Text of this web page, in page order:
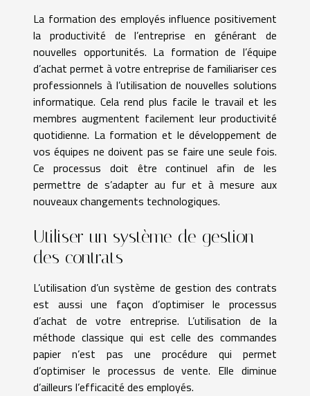
La formation des employés influence positivement
la productivité de l’entreprise en générant de
nouvelles opportunités. La formation de l’équipe
d’achat permet à votre entreprise de familiariser ces
professionnels à l’utilisation de nouvelles solutions
informatique. Cela rend plus facile le travail et les
membres augmentent facilement leur productivité
quotidienne. La formation et le développement de
vos équipes ne doivent pas se faire une seule fois.
Ce processus doit être continuel afin de les
permettre de s’adapter au fur et à mesure aux
nouveaux changements technologiques.
Utiliser un système de gestion
des contrats
L’utilisation d’un système de gestion des contrats
est aussi une façon d’optimiser le processus
d’achat de votre entreprise. L’utilisation de la
méthode classique qui est celle des commandes
papier n’est pas une procédure qui permet
d’optimiser le processus de vente. Elle diminue
d’ailleurs l’efficacité des employés.